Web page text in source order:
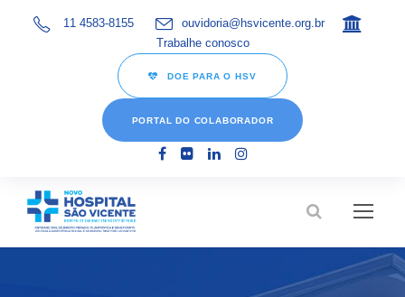
11 4583-8155
ouvidoria@hsvicente.org.br
Trabalhe conosco
DOE PARA O HSV
PORTAL DO COLABORADOR